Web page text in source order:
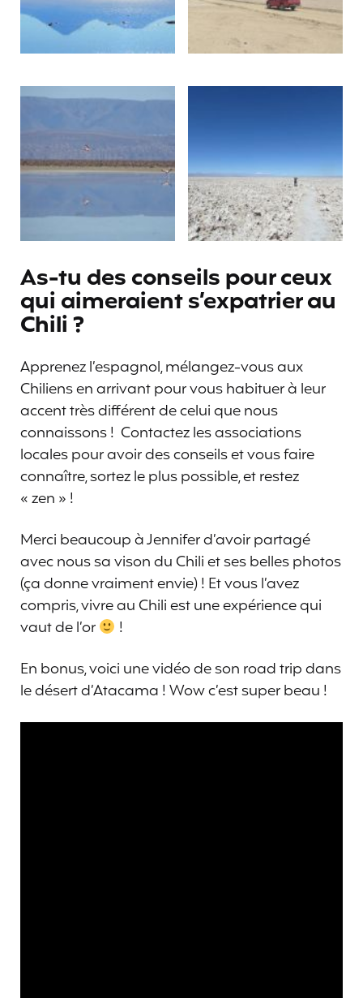
As-tu des conseils pour ceux
qui aimeraient s’expatrier au
Chili ?
Apprenez l’espagnol, mélangez-vous aux
Chiliens en arrivant pour vous habituer à leur
accent très différent de celui que nous
connaissons ! Contactez les associations
locales pour avoir des conseils et vous faire
connaître, sortez le plus possible, et restez
« zen » !
Merci beaucoup à Jennifer d’avoir partagé
avec nous sa vison du Chili et ses belles photos
(ça donne vraiment envie) ! Et vous l’avez
compris, vivre au Chili est une expérience qui
vaut de l’or
!
En bonus, voici une vidéo de son road trip dans
le désert d’Atacama ! Wow c’est super beau !